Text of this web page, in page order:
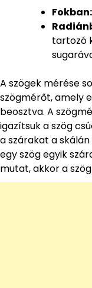
Fokban:
tartozó
A szögek mérése
szögmérőt, amely
beosztva. A
igazítsuk a szög
a szárakat a
egy szög egyik
mutat, akkor a